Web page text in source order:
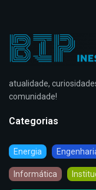
atualidade,
comunidade!
Categorias
Energia
Informática